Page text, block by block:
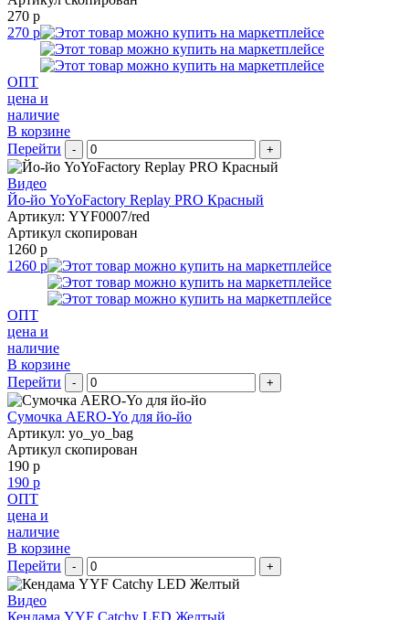
270 р
270 р
ОПТ
цена и
наличие
В корзине
Перейти
- +
Видео
Йо-йо YoYoFactory Replay PRO Красный
Артикул: YYF0007/red
Артикул скопирован
1260 р
1260 р
ОПТ
цена и
наличие
В корзине
Перейти
- +
Сумочка AERO-Yo для йо-йо
Артикул: yo_yo_bag
Артикул скопирован
190 р
190 р
ОПТ
цена и
наличие
В корзине
Перейти
- +
Видео